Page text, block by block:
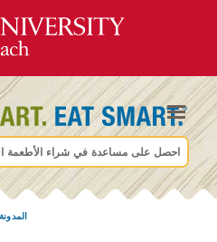
احصل على مساعدة في شراء الأطعمة
المدونة